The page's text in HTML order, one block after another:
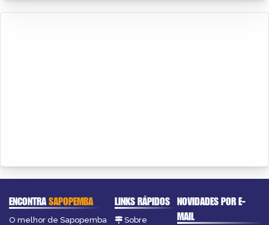
ENCONTRASAPOPEMBA
O melhor de Sapopemba
LINKS RÁPIDOS
Sobre
NOVIDADES POR E-
MAIL